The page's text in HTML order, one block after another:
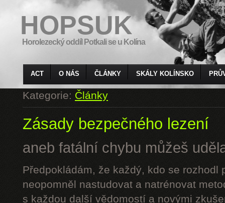
HOPSUK
Horolezecký oddíl Potkali se u Kolína
ACT O NÁS ČLÁNKY SKÁLY KOLÍNSKO
Kategorie:Články
Zásady bezpečného lezení
aneb fatální chybu můžeš
Předpokládám, že každý, kdo se rozhodl
neopomněl nastudovat a natrénovat
s každou další vědomostí a novými